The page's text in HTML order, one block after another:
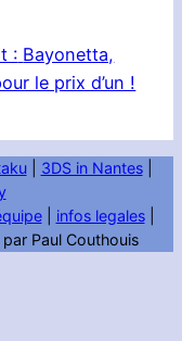
: Bayonetta,
le prix d’un !
| 3DS in Nantes|
| infos legales|
Paul Couthouis